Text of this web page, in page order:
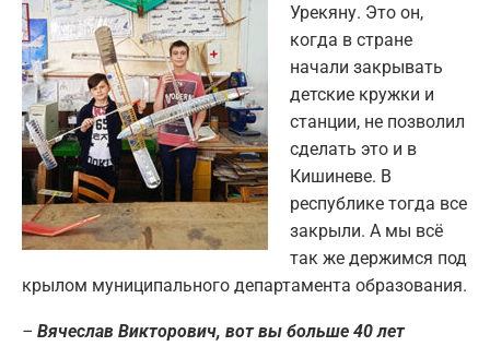
Урекяну. Это он,
когда в стране
начали закрывать
детские кружки и
станции, не позволил
сделать это и в
Кишиневе. В
республике тогда все
закрыли. А мы всё
так же держимся под
крылом муниципального департамента образования.
– Вячеслав Викторович, вот вы больше 40 лет